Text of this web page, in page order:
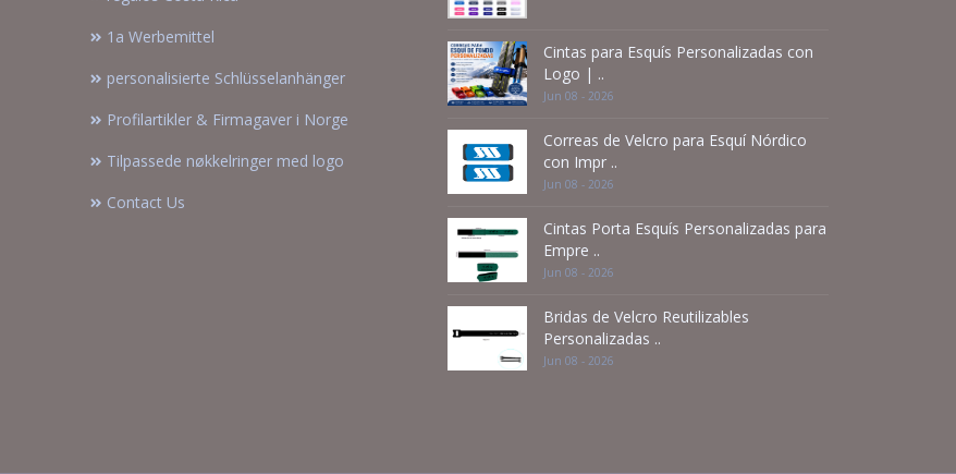
1a Werbemittel
personalisierte Schlüsselanhänger
Profilartikler & Firmagaver i Norge
Tilpassede nøkkelringer med logo
Contact Us
Cintas para Esquís Personalizadas con
Logo | ..
Jun 08 - 2026
Correas de Velcro para Esquí Nórdico
con Impr ..
Jun 08 - 2026
Cintas Porta Esquís Personalizadas para
Empre ..
Jun 08 - 2026
Bridas de Velcro Reutilizables
Personalizadas ..
Jun 08 - 2026